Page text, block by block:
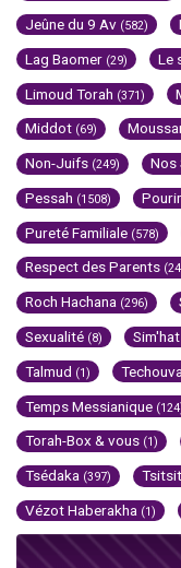
Jeûne du 9 Av (582)
Lag Baomer (29) Le
Limoud Torah (371)
Middot (69)
Non-Juifs (249) Nos
Pessah (1508)
Pureté Familiale (578)
Respect des Parents
Roch Hachana (296)
Sexualité (8)
Talmud (1) Techouva
Temps Messianique
Torah-Box & vous (1)
Tsédaka (397) Tsitsit
Vézot Haberakha (1)